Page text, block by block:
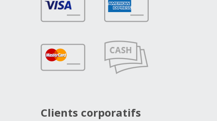
Clients corporatifs